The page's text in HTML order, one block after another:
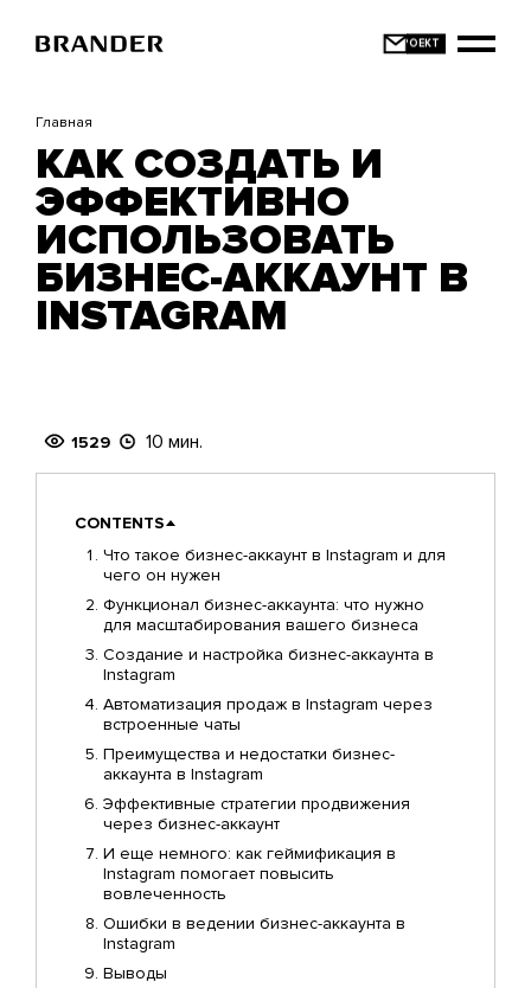
основному
Главная
КАК СОЗДАТЬ И
ЭФФЕКТИВНО
ИСПОЛЬЗОВАТЬ
БИЗНЕС-АККАУНТ В
INSTAGRAM
1529 10 мин.
CONTENTS
Что такое бизнес-аккаунт в Instagram и для
чего он нужен
Функционал бизнес-аккаунта: что нужно
для масштабирования вашего бизнеса
Создание и настройка бизнес-аккаунта в
Instagram
Автоматизация продаж в Instagram через
встроенные чаты
Преимущества и недостатки бизнес-
аккаунта в Instagram
Эффективные стратегии продвижения
через бизнес-аккаунт
И еще немного: как геймификация в
Instagram помогает повысить
вовлеченность
Ошибки в ведении бизнес-аккаунта в
Instagram
Выводы